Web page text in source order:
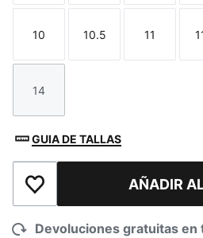
Talla
10
Talla
10.5
Talla
11
Talla
14
GUIA DE TALLAS
Añadir a la lista de deseos
AÑADIR
Devoluciones gratuitas en